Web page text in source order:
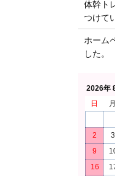
体幹ト
つけて
ホーム
した。
2026年
日
月
2
3
9
16